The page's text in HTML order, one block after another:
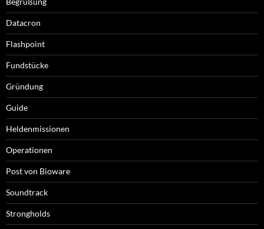
Datacron
Flashpoint
Fundstücke
Gründung
Guide
Heldenmissionen
Operationen
Post von Bioware
Soundtrack
Strongholds